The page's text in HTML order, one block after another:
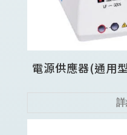
電源供應器(通用